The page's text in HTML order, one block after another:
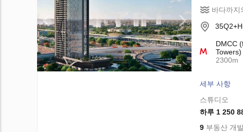
바다까지
DMCC
Towers)
2300m
세부 사항
스튜디오
하루 1 250
9부동산 개